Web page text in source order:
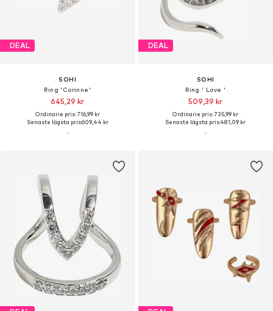
DEAL
SOHI
Ring 'Corinne'
645,29 kr
Ordinarie pris: 716,99 kr
Senaste lägsta pris:609,44 kr
DEAL
SOHI
Ring ' Love '
509,39 kr
Ordinarie pris: 735,99 kr
Senaste lägsta pris:481,09 kr